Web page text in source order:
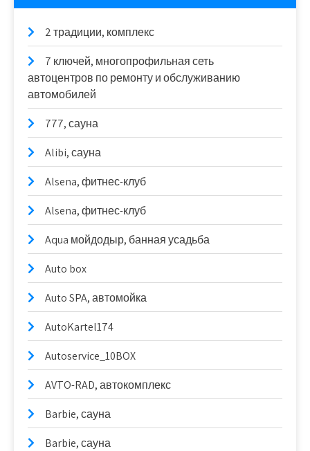
2 традиции, комплекс
7 ключей, многопрофильная сеть
автоцентров по ремонту и обслуживанию
автомобилей
777, сауна
Alibi, сауна
Alsena, фитнес-клуб
Alsena, фитнес-клуб
Aqua мойдодыр, банная усадьба
Auto box
Auto SPA, автомойка
AutoKartel174
Autoservice_10BOX
AVTO-RAD, автокомплекс
Barbie, сауна
Barbie, сауна